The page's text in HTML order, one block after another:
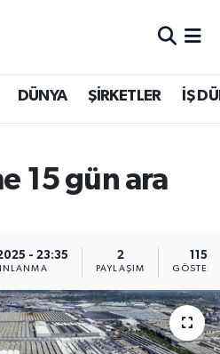
DÜNYA ŞİRKETLER İŞ
15 gün ara
- 23:35 2
PAYLAŞIM
115